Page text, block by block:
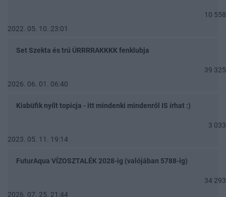
10 558
2022. 05. 10. 23:01
Set Szekta és trú ÚRRRRAKKKK fenklubja
39 325
2026. 06. 01. 06:40
Kisbüfik nyílt topicja - itt mindenki mindenről IS írhat :)
3 033
2023. 05. 11. 19:14
FuturAqua VÍZOSZTALÉK 2028-ig (valójában 5788-ig)
34 293
2026. 07. 25. 21:44